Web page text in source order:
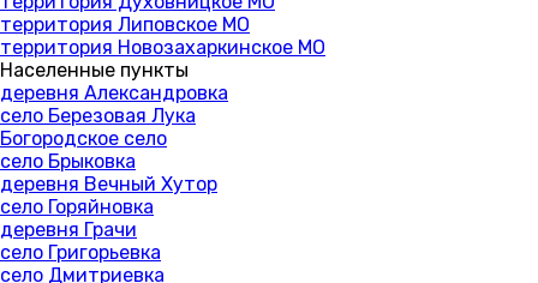
территория Липовское МО
территория Новозахаркинское МО
Населенные пункты
деревня Александровка
село Березовая Лука
Богородское село
село Брыковка
деревня Вечный Хутор
село Горяйновка
деревня Грачи
село Григорьевка
село Дмитриевка